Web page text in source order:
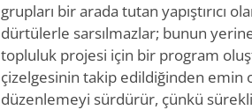
grupları bir arada tutan yapıştırıcı
dürtülerle sarsılmazlar; bunun
topluluk projesi için bir program
çizelgesinin takip edildiğinden emin
düzenlemeyi sürdürür, çünkü